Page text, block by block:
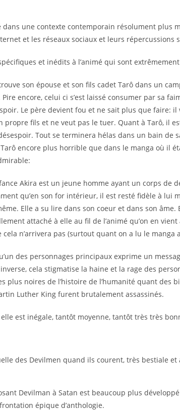
dans une contexte contemporain résolument plus
et les réseaux sociaux et leurs répercussions
et inédits à l’animé qui sont
son épouse et son fils cadet Tarô dans un
encore, celui ci s’est laissé consumer par sa
Le père devient fou et ne sait plus que faire:
propre fils et ne veut pas le tuer. Quant à Tarô, il
Tout se terminera hélas dans un bain de
encore plus horrible que dans le manga où il
Akira est un jeune homme ayant un corps de
qu’en son for intérieur, il est resté fidèle à lui
Elle a su lire dans son coeur et dans son
attaché à elle au fil de l’animé qu’on en vient
n’arrivera pas (surtout quant on a lu le manga
des personnages principaux exprime un
cela stigmatise la haine et la rage des
plus noires de l’histoire de l’humanité quant des
Luther King furent brutalement assassinés.
est inégale, tantôt moyenne, tantôt très très
des Devilmen quand ils courent, très bestiale et
Devilman à Satan est beaucoup plus
épique d’anthologie.